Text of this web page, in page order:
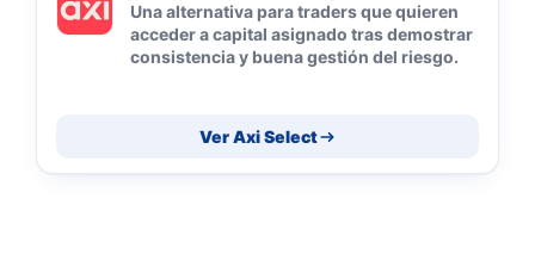
Una alternativa para traders que quieren
acceder a capital asignado tras demostrar
consistencia y buena gestión del riesgo.
Ver Axi Select